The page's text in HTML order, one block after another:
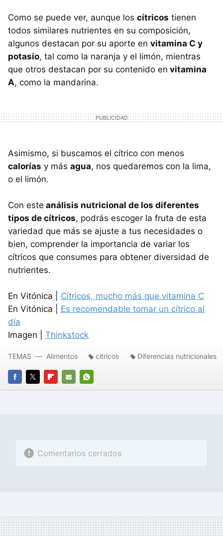
Como se puede ver, aunque los cítricos tienen
todos similares nutrientes en su composición,
algunos destacan por su aporte en vitamina C y
potasio, tal como la naranja y el limón, mientras
que otros destacan por su contenido en vitamina
A, como la mandarina.
Asimismo, si buscamos el cítrico con menos
calorías y más agua, nos quedaremos con la lima,
o el limón.
Con este análisis nutricional de los diferentes
tipos de cítricos, podrás escoger la fruta de esta
variedad que más se ajuste a tus necesidades o
bien, comprender la importancia de variar los
cítricos que consumes para obtener diversidad de
nutrientes.
En Vitónica | Cítricos, mucho más que vitamina C
En Vitónica | Es recomendable tomar un cítrico al
día
Imagen | Thinkstock
FACEBOOK
TWITTERFLIPBOARD
E-
WHATSAPP
TEMAS Alimentos citricos Diferencias nutricionales
Comentarios cerrados